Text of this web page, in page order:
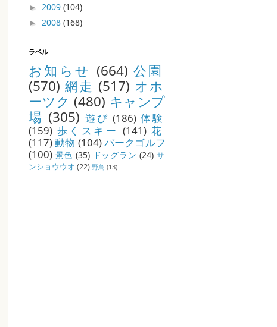
► 2009 (104)
► 2008 (168)
ラベル
お知らせ (664) 公園
(570) 網走 (517) オホ
ーツク (480) キャンプ
場 (305) 遊び (186) 体験
(159) 歩くスキー (141) 花
(117)動物 (104)パークゴルフ
(100) 景色 (35) ドッグラン (24) サ
ンショウウオ (22) 野鳥 (13)